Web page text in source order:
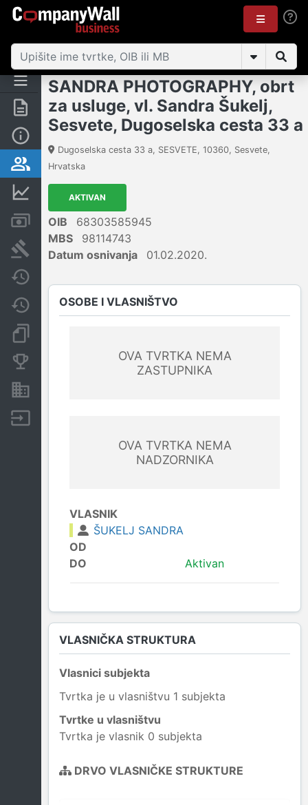
Sažetak
Osnovne informacije
Osobe i vlasništvo
Financijski podaci
Računi i blokade
Sudske objave
Promjene
Konkurentske tvrtke
SANDRA PHOTOGRAPHY, obrt
za usluge, vl. Sandra Šukelj,
Sesvete, Dugoselska cesta 33 a
Dugoselska cesta 33 a, SESVETE, 10360, Sesvete,
Hrvatska
AKTIVAN
OIB
68303585945
MBS
98114743
Datum osnivanja
01.02.2020.
OSOBE I VLASNIŠTVO
OVA TVRTKA NEMA
ZASTUPNIKA
OVA TVRTKA NEMA
NADZORNIKA
VLASNIK
ŠUKELJ SANDRA
OD
DO
Aktivan
VLASNIČKA STRUKTURA
Vlasnici subjekta
Tvrtka je u vlasništvu 1 subjekta
Tvrtke u vlasništvu
Tvrtka je vlasnik 0 subjekta
DRVO VLASNIČKE STRUKTURE